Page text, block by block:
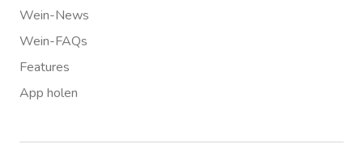
Wein-News
Wein-FAQs
Features
App holen